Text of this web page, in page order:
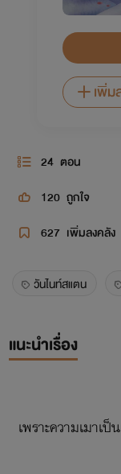
เพิ่ม
24 ตอน
120 ถูกใจ
627 เพิ่มลงคลัง
วันไนท์สแตน
แนะนำเรื่อง
เพราะความเมาเ